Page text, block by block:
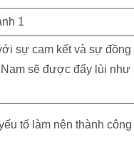
sự cam kết và sự đồng
sẽ được đẩy lùi như
tố làm nên thành công